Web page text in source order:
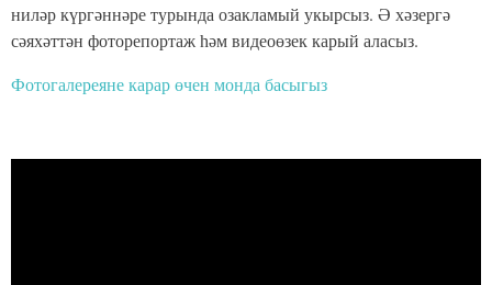
ниләр күргәннәре турында озакламый укырсыз. Ә хәзергә
сәяхәттән фоторепортаж һәм видеоөзек карый аласыз.
Фотогалереяне карар өчен монда басыгыз